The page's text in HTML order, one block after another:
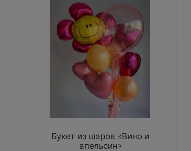
Букет из шаров «Вино и
апельсин»